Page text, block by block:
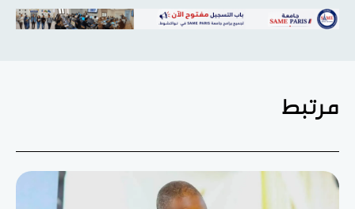
مرتبط